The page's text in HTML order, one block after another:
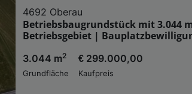
4692 Oberau
Betriebsbaugrundstück mit 3.044
Betriebsgebiet |
3.044 m2
Grundfläche
€ 299.000,00
Kaufpreis